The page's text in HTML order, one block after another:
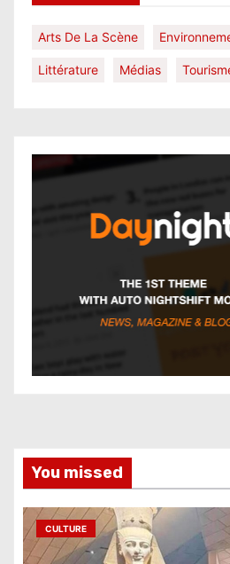
Arts De La Scène
Littérature Médias
You missed
CULTURE